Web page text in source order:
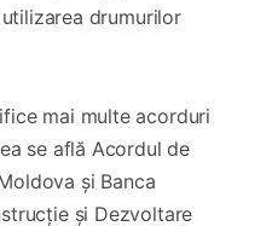
drumurilor
mai multe acorduri
se află Acordul de
și Banca
și Dezvoltare